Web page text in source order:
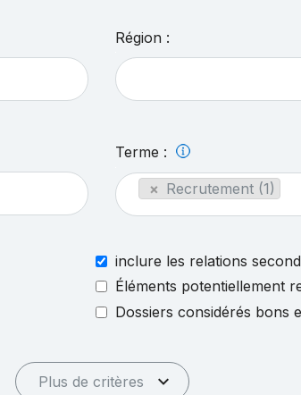
Région :
Terme :
× Recrutement (1)
inclure les relations
Éléments potentiellement
Dossiers considérés bons
Plus de critères